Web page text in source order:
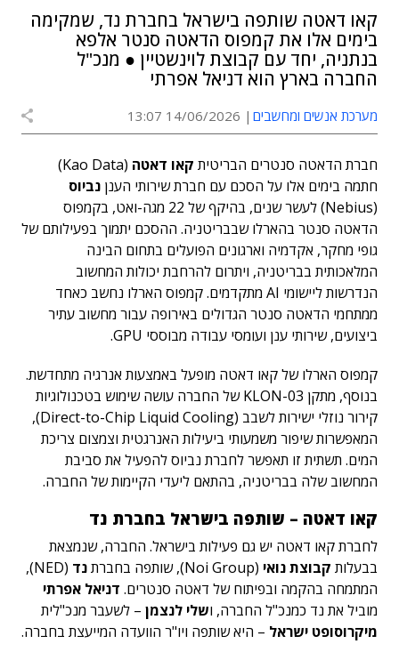
קאו דאטה שותפה בישראל בחברת נד, שמקימה
בימים אלו את קמפוס הדאטה סנטר אלפא
בנתניה, יחד עם קבוצת לוינשטיין ● מנכ"ל
החברה בארץ הוא דניאל אפרתי
מערכת אנשים ומחשבים 14/06/2026 13:07
חברת הדאטה סנטרים הבריטית קאו דאטה (Kao Data)
חתמה בימים אלו על הסכם עם חברת שירותי הענן נביוס
(Nebius)
לעשר שנים, בהיקף של 22 מגה-ואט, בקמפוס
הדאטה סנטר בהארלו שבבריטניה. ההסכם יתמוך בפעילותם של
גופי מחקר, אקדמיה וארגונים הפועלים בתחום הבינה
המלאכותית בבריטניה, ויתרום להרחבת יכולות המחשוב
הנדרשות ליישומי AI מתקדמים. קמפוס הארלו נחשב כאחד
ממתחמי הדאטה סנטר הגדולים באירופה עבור מחשוב עתיר
ביצועים, שירותי ענן ועומסי עבודה מבוססי GPU.
קמפוס הארלו של קאו דאטה מופעל באמצעות אנרגיה מתחדשת.
בנוסף, מתקן KLON-03 של החברה עושה שימוש בטכנולוגיות
קירור נוזלי ישירות לשבב (Direct-to-Chip Liquid Cooling),
המאפשרות שיפור משמעותי ביעילות האנרגטית וצמצום צריכת
המים. תשתית זו תאפשר לחברת נביוס להפעיל את סביבת
המחשוב שלה בבריטניה, בהתאם ליעדי הקיימות של החברה.
קאו דאטה – שותפה בישראל בחברת נד
לחברת קאו דאטה יש גם פעילות בישראל. החברה, שנמצאת
בבעלות קבוצת נואי (Noi Group), שותפה בחברת נד
(NED),
המתמחה בהקמה ובפיתוח של דאטה סנטרים. דניאל אפרתי
מוביל את נד כמנכ"ל החברה, ושלי לנצמן – לשעבר מנכ"לית
מיקרוסופט ישראל – היא שותפה ויו"ר הוועדה המייעצת בחברה.